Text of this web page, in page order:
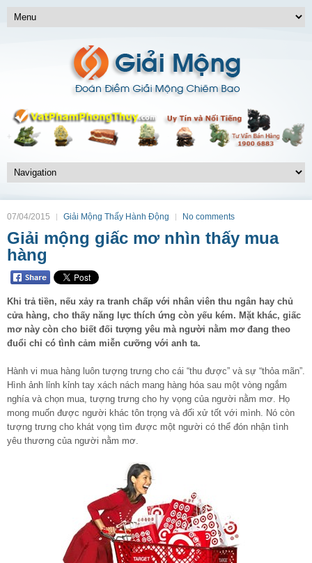
07/04/2015 Giải Mộng Thấy Hành Động No comments
Giải mộng giấc mơ nhìn thấy mua
hàng
Khi trả tiền, nếu xảy ra tranh chấp với nhân viên thu ngân hay chủ
cửa hàng, cho thấy năng lực thích ứng còn yếu kém. Mặt khác, giấc
mơ này còn cho biết đối tượng yêu mà người nằm mơ đang theo
đuổi chỉ có tình cảm miễn cưỡng với anh ta.
Hành vi mua hàng luôn tượng trưng cho cái “thu được” và sự “thỏa mãn”.
Hình ảnh lỉnh kỉnh tay xách nách mang hàng hóa sau một vòng ngắm
nghía và chọn mua, tượng trưng cho hy vọng của người nằm mơ. Họ
mong muốn được người khác tôn trọng và đối xử tốt với mình. Nó còn
tượng trưng cho khát vọng tìm được một người có thể đón nhận tình
yêu thương của người nằm mơ.